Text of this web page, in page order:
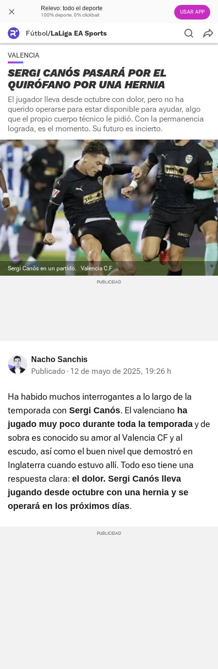
Relevo: todo el deporte
100% deporte. 0% clickbait USAR APP
Fútbol/LaLiga EA Sports
VALENCIA
SERGI CANÓS PASARÁ POR EL
QUIRÓFANO POR UNA HERNIA
El jugador lleva desde octubre con dolor, pero no ha
querido operarse para estar disponible para ayudar, algo
que el propio cuerpo técnico le pidió. Con la permanencia
lograda, es el momento. Su futuro es incierto.
Sergi Canós en un partido. Valencia C.F
Nacho Sanchis
Publicado 12 de mayo de 2025, 19:26 h
Ha habido muchos interrogantes a lo largo de la
temporada con Sergi Canós. El valenciano ha
jugado muy poco durante toda la temporada y de
sobra es conocido su amor al Valencia CF y al
escudo, así como el buen nivel que demostró en
Inglaterra cuando estuvo allí. Todo eso tiene una
respuesta clara: el dolor. Sergi Canós lleva
jugando desde octubre con una hernia y se
operará en los próximos días.